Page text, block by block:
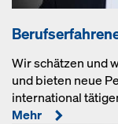
Wir schätzen und
und bieten neue
international
Mehr